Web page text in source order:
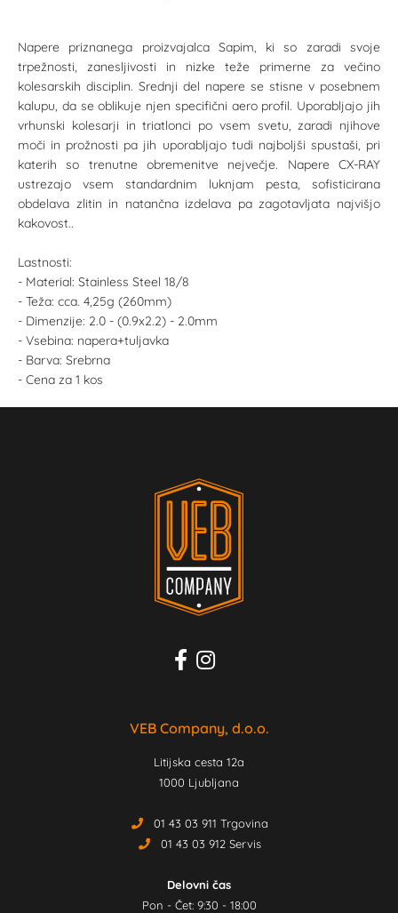
Napere priznanega proizvajalca Sapim, ki so zaradi svoje
trpežnosti, zanesljivosti in nizke teže primerne za večino
kolesarskih disciplin. Srednji del napere se stisne v posebnem
kalupu, da se oblikuje njen specifični aero profil. Uporabljajo jih
vrhunski kolesarji in triatlonci po vsem svetu, zaradi njihove
moči in prožnosti pa jih uporabljajo tudi najboljši spustaši, pri
katerih so trenutne obremenitve nejvečje. Napere CX-RAY
ustrezajo vsem standardnim luknjam pesta, sofisticirana
obdelava zlitin in natančna izdelava pa zagotavljata najvišjo
kakovost..
Lastnosti:
- Material: Stainless Steel 18/8
- Teža: cca. 4,25g (260mm)
- Dimenzije: 2.0 - (0.9x2.2) - 2.0mm
- Vsebina: napera+tuljavka
- Barva: Srebrna
- Cena za 1 kos
VEB Company, d.o.o.
Litijska cesta 12a
1000 Ljubljana
01 43 03 911 Trgovina
01 43 03 912 Servis
Delovni čas
Pon - Čet: 9:30 - 18:00